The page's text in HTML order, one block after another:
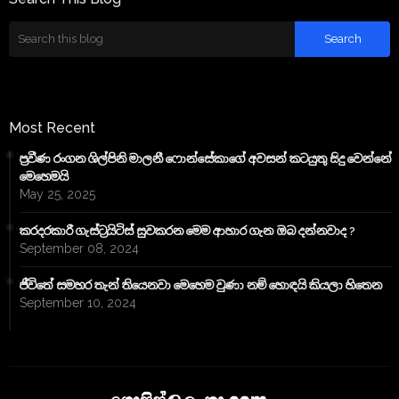
Most Recent
ප්‍රවීණ රංගන ශිල්පිනි මාලනී ෆොන්සේකාගේ අවසන් කටයුතු සිදු වෙන්නේ
මෙහෙමයි
May 25, 2025
කරදරකාරී ගැස්ට්‍රයිටිස් සුවකරන මෙම ආහාර ගැන ඔබ දන්නවාද ?
September 08, 2024
ජීවිතේ සමහර තැන් තියෙනවා මෙහෙම වුණා නම් හොඳයි කියලා හිතෙන
September 10, 2024